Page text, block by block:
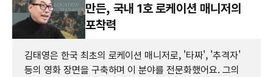
만든, 국내 1호 로케이션 매니저의
포착력
김태영은 한국 최초의 로케이션 매니저로, '타짜', '추격자'
등의 영화 장면을 구축하며 이 분야를 전문화했어요. 그의